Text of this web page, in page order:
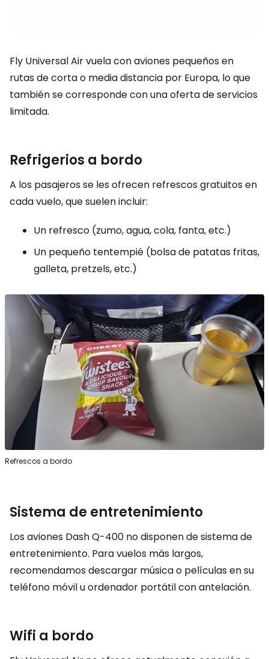
Fly Universal Air vuela con aviones pequeños en
rutas de corta o media distancia por Europa, lo que
también se corresponde con una oferta de servicios
limitada.
Refrigerios a bordo
A los pasajeros se les ofrecen refrescos gratuitos en
cada vuelo, que suelen incluir:
Un refresco (zumo, agua, cola, fanta, etc.)
Un pequeño tentempié (bolsa de patatas fritas,
galleta, pretzels, etc.)
Refrescos a bordo
Sistema de entretenimiento
Los aviones Dash Q-400 no disponen de sistema de
entretenimiento. Para vuelos más largos,
recomendamos descargar música o películas en su
teléfono móvil u ordenador portátil con antelación.
Wifi a bordo